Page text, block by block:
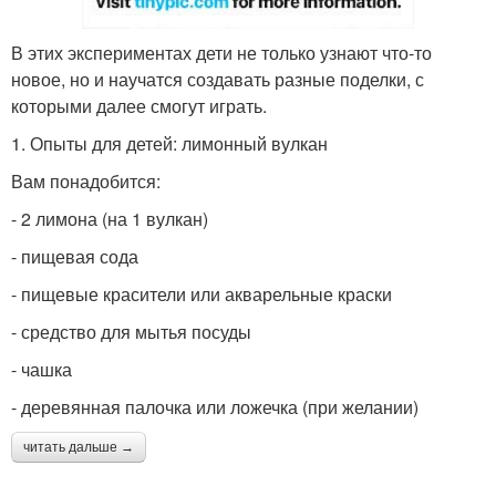
В этих экспериментах дети не только узнают что-то
новое, но и научатся создавать разные поделки, с
которыми далее смогут играть.
1. Опыты для детей: лимонный вулкан
Вам понадобится:
- 2 лимона (на 1 вулкан)
- пищевая сода
- пищевые красители или акварельные краски
- средство для мытья посуды
- чашка
- деревянная палочка или ложечка (при желании)
читать дальше →